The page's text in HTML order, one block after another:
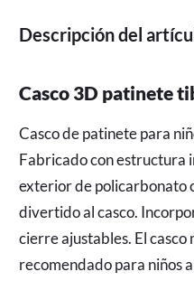
Descripción del
Casco 3D patinete
Casco de patinete para
Fabricado con estructura
exterior de policarbonato
divertido al casco.
cierre ajustables. El
recomendado para niños